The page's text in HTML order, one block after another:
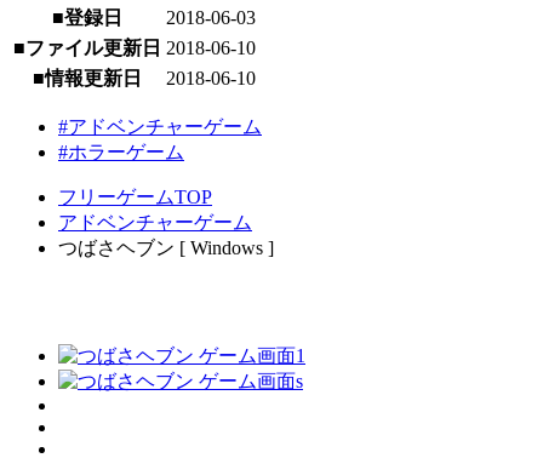
■登録日
2018-06-03
■ファイル更新日 2018-06-10
■情報更新日
2018-06-10
#アドベンチャーゲーム
#ホラーゲーム
フリーゲームTOP
アドベンチャーゲーム
つばさヘブン [ Windows ]